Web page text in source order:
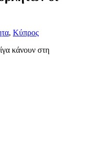
, Κύπρος